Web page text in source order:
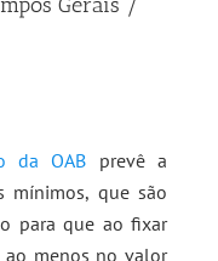
da OAB prevê a
mínimos, que são
para que ao fixar
ao menos no valor